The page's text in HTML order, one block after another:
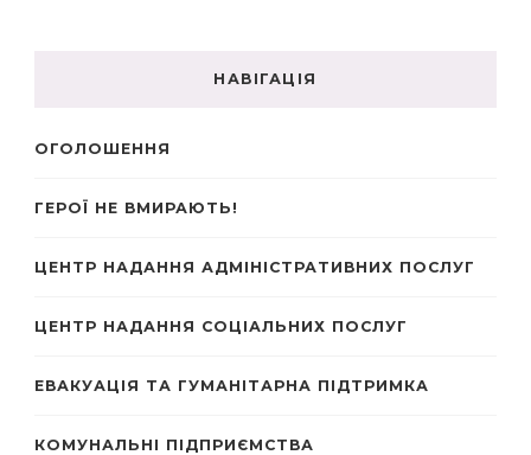
НАВІГАЦІЯ
ОГОЛОШЕННЯ
ГЕРОЇ НЕ ВМИРАЮТЬ!
ЦЕНТР НАДАННЯ АДМІНІСТРАТИВНИХ ПОСЛУГ
ЦЕНТР НАДАННЯ СОЦІАЛЬНИХ ПОСЛУГ
ЕВАКУАЦІЯ ТА ГУМАНІТАРНА ПІДТРИМКА
КОМУНАЛЬНІ ПІДПРИЄМСТВА